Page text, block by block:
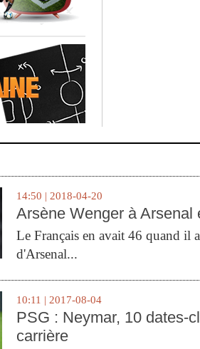
14:50 | 2018-04-20
Arsène Wenger à Arsenal
Le Français en avait 46 quand il
d'Arsenal...
10:11 | 2017-08-04
PSG : Neymar, 10 dates-
carrière